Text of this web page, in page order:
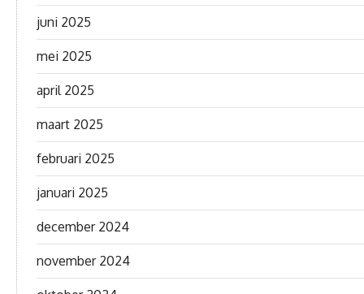
juni 2025
mei 2025
april 2025
maart 2025
februari 2025
januari 2025
december 2024
november 2024